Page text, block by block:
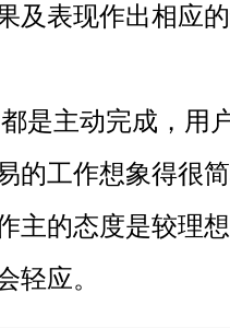
及表现作出相应
是主动完成，用
的工作想象得很
主的态度是较理
轻应。